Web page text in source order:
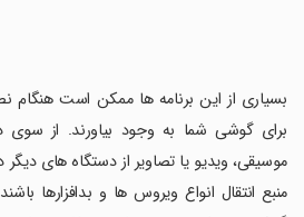
بسیاری از این برنامه ها ممکن است هنگام
برای گوشی شما به وجود بیاورند. از سوی
موسیقی، ویدیو یا تصاویر از دستگاه های دیگر
منبع انتقال انواع ویروس ها و بدافزارها